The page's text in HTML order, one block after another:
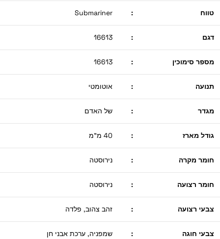
טווח :
Submariner
דגם :
16613
מספר סימוכין :
16613
תנועה : אוטומטי
מגדר : של האדם
גודל מארז : 40 מ"מ
חומר מקרה : נירוסטה
חומר רצועה : נירוסטה
צבעי רצועה : זהב צהוב, פלדה
צבעי חוגה : שמפניה, ערכת אבני חן